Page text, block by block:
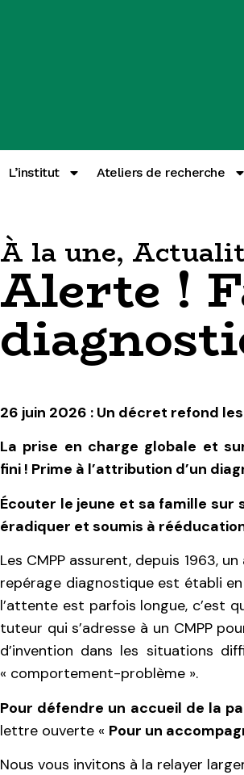
L’institut Ateliers de recherche
À la une,
Alerte !
26 juin 2026 : Un décret refond
La prise en charge globale et
fini ! Prime à l’attribution d’un
Écouter le jeune et sa famille sur
éradiquer et soumis à
Les CMPP assurent, depuis 1963,
repérage diagnostique est établi
l’attente est parfois longue, c’est
tuteur qui s’adresse à un CMPP
d’invention dans les situations
« comportement-problème ».
Pour défendre un accueil de la
lettre ouverte « Pour un
Nous vous invitons à la relayer